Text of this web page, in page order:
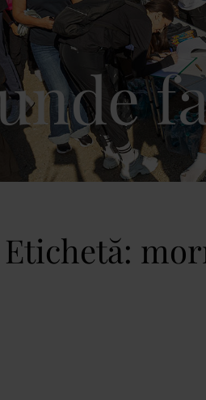
Etichetă: